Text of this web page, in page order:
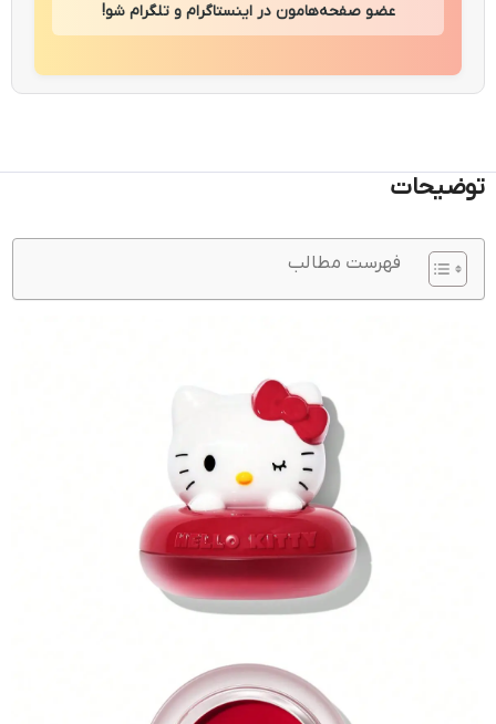
عضو صفحه‌هامون در اینستاگرام و تلگرام شو!
توضیحات
فهرست مطالب